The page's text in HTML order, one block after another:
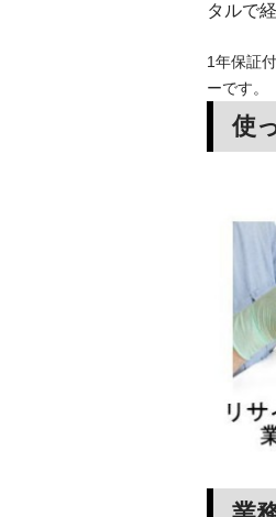
タルで
1年保証
ーです。
使